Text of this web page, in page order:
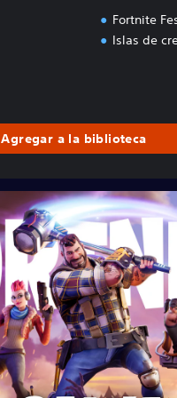
Fortnite
Islas de
Agregar a la biblioteca